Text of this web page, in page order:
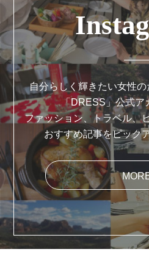
自分らしく輝きたい女性
「DRESS」公式ア
ファッション、トラベル、
おすすめ記事をピック